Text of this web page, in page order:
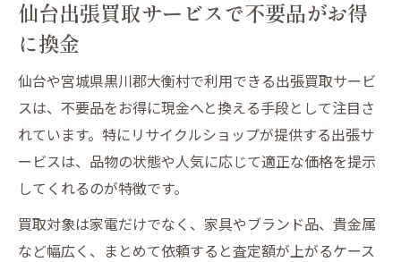
仙台出張買取サービスで不要品がお得
に換金
仙台や宮城県黒川郡大衡村で利用できる出張買取サービ
スは、不要品をお得に現金へと換える手段として注目さ
れています。特にリサイクルショップが提供する出張サ
ービスは、品物の状態や人気に応じて適正な価格を提示
してくれるのが特徴です。
買取対象は家電だけでなく、家具やブランド品、貴金属
など幅広く、まとめて依頼すると査定額が上がるケース